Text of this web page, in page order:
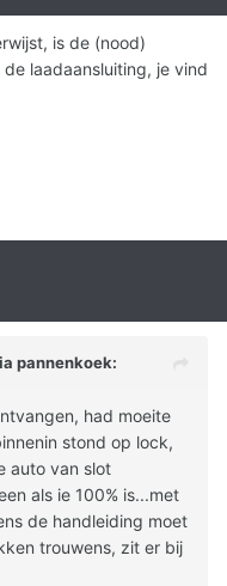
is de (nood)
laadaansluiting, je vind
pannenkoek:
had moeite
stond op lock,
auto van slot
als ie 100% is...met
de handleiding moet
trouwens, zit er bij